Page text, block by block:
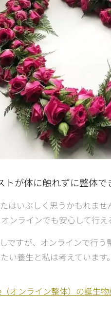
が体に触れずに整体で
はいぶしく思うかもれま
ンラインでも安心して行え
ですが、オンラインで行う
い養生と私は考えています。
（オンライン整体）の誕生